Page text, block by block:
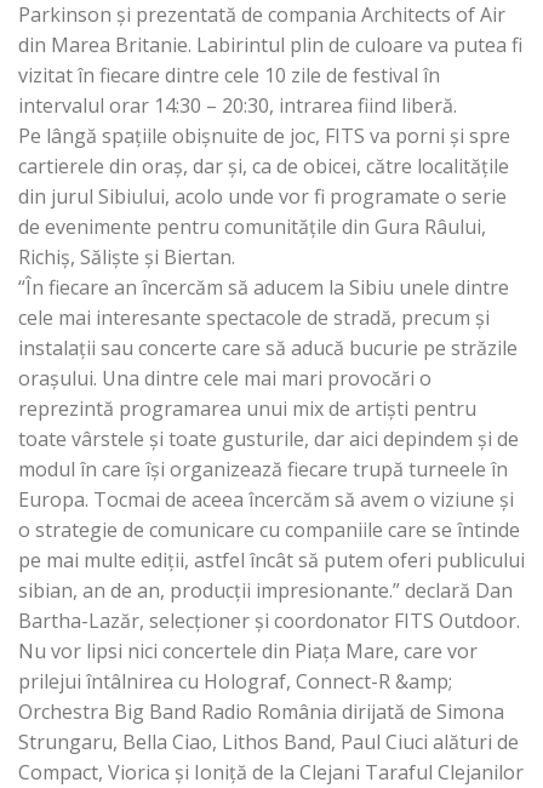
Parkinson și prezentată de compania Architects of Air
din Marea Britanie. Labirintul plin de culoare va putea fi
vizitat în fiecare dintre cele 10 zile de festival în
intervalul orar 14:30 – 20:30, intrarea fiind liberă.
Pe lângă spaţiile obişnuite de joc, FITS va porni şi spre
cartierele din oraș, dar și, ca de obicei, către localitățile
din jurul Sibiului, acolo unde vor fi programate o serie
de evenimente pentru comunităţile din Gura Râului,
Richiş, Sălişte și Biertan.
“În fiecare an încercăm să aducem la Sibiu unele dintre
cele mai interesante spectacole de stradă, precum şi
instalaţii sau concerte care să aducă bucurie pe străzile
oraşului. Una dintre cele mai mari provocări o
reprezintă programarea unui mix de artişti pentru
toate vârstele și toate gusturile, dar aici depindem şi de
modul în care îşi organizează fiecare trupă turneele în
Europa. Tocmai de aceea încercăm să avem o viziune și
o strategie de comunicare cu companiile care se întinde
pe mai multe ediţii, astfel încât să putem oferi publicului
sibian, an de an, producţii impresionante.” declară Dan
Bartha-Lazăr, selecţioner şi coordonator FITS Outdoor.
Nu vor lipsi nici concertele din Piaţa Mare, care vor
prilejui întâlnirea cu Holograf, Connect-R &amp;
Orchestra Big Band Radio România dirijată de Simona
Strungaru, Bella Ciao, Lithos Band, Paul Ciuci alături de
Compact, Viorica şi Ioniţă de la Clejani Taraful Clejanilor